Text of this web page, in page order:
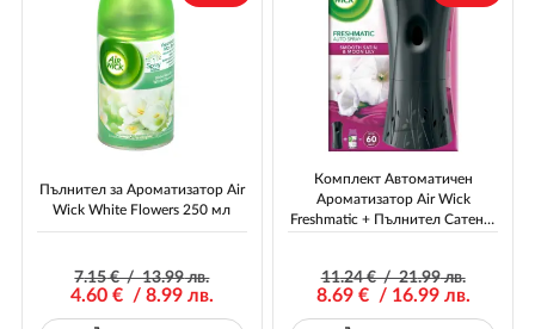
Пълнител за Ароматизатор Air
Wick White Flowers 250 мл
7.15€ / 13.99лв.
4.60€ / 8.99лв.
Комплект Автоматичен
Ароматизатор Air Wick
Freshmatic + Пълнител Сатен и
11.24€ / 21.99лв.
8.69€ / 16.99лв.